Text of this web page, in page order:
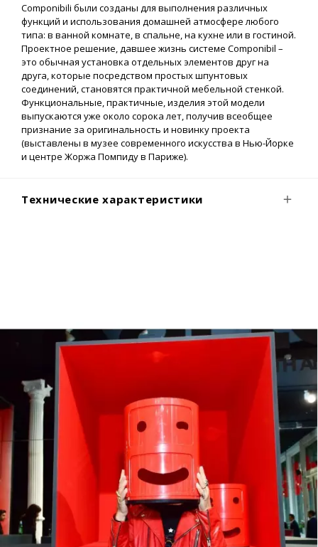
Сomponibili были созданы для выполнения различных
функций и использования домашней атмосфере любого
типа: в ванной комнате, в спальне, на кухне или в гостиной.
Проектное решение, давшее жизнь системе Componibil –
это обычная установка отдельных элементов друг на
друга, которые посредством простых шпунтовых
соединений, становятся практичной мебельной стенкой.
Функциональные, практичные, изделия этой модели
выпускаются уже около сорока лет, получив всеобщее
признание за оригинальность и новинку проекта
(выставлены в музее современного искусства в Нью-Йорке
и центре Жоржа Помпиду в Париже).
Технические характеристики